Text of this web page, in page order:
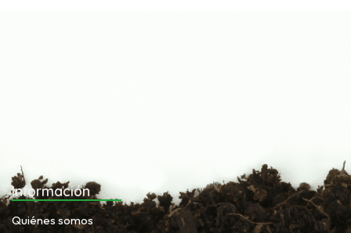
Información
Quiénes somos